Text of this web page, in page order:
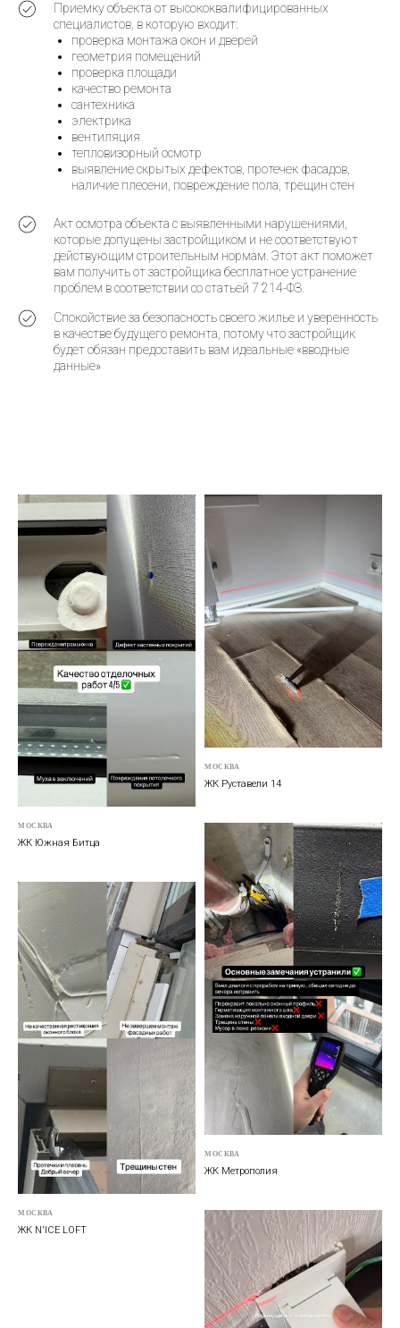
Приемку объекта от высококвалифицированных
специалистов, в которую входит:
проверка монтажа окон и дверей
геометрия помещений
проверка площади
качество ремонта
сантехника
электрика
вентиляция
тепловизорный осмотр
выявление скрытых дефектов, протечек фасадов,
наличие плесени, повреждение пола, трещин стен
Акт осмотра объекта с выявленными нарушениями,
которые допущены застройщиком и не соответствуют
действующим строительным нормам. Этот акт поможет
вам получить от застройщика бесплатное устранение
проблем в соответствии со статьей 7 214-ФЗ.
Спокойствие за безопасность своего жилье и уверенность
в качестве будущего ремонта, потому что застройщик
будет обязан предоставить вам идеальные «вводные
данные»
МОСКВА
ЖК Южная Битца
МОСКВА
ЖК Руставели 14
МОСКВА
ЖК Метрополия
МОСКВА
ЖК N'ICE LOFT
СТОИМОСТЬ ПРИЕМКИ КВАРТИРЫ
ЗАВИСИТ ОТ ЕЕ ПЛОЩАДИ
квартира менее 50 м2 - 7000 руб
квартира более 50 м2 - 150 руб/м2
Оплата осуществляется по завершению всех этапов приемки
и подписание необходимых документов с застройщиком
+7
согласен на обработку персональных данных
принимаю
политику конфиденциальности
Отправить